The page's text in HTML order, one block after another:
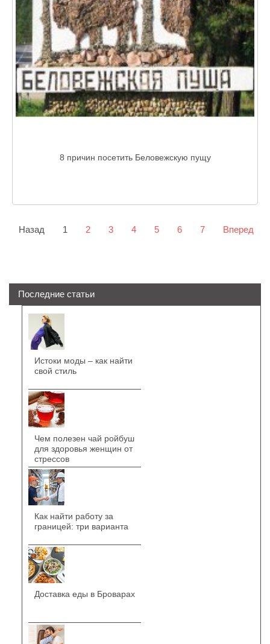
8 причин посетить Беловежскую пущу
Назад 1 2 3 4 5 6 7 Вперед
Последние статьи
Истоки моды – как найти
свой стиль
Чем полезен чай ройбуш
для здоровья женщин от
стрессов
Как найти работу за
границей: три варианта
Доставка еды в Броварах